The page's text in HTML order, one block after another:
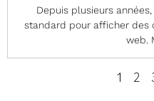
Depuis plusieurs
standard pour afficher des
web.
1 2